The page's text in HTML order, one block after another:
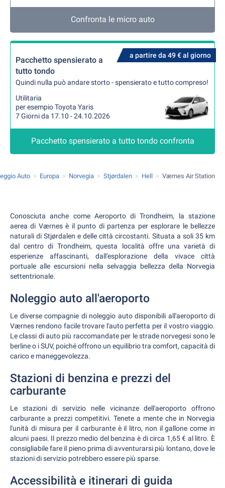
Confronta le micro auto
a partire da 49 € al giorno
Pacchetto spensierato a
tutto tondo
Quindi nulla può andare storto - spensierato e tutto compreso!
Utilitaria
per esempio Toyota Yaris
7 Giorni da 17.10 - 24.10.2026
Pacchetto spensierato a tutto tondo confronta
Auto Europa Norvegia Stjørdalen Hell Værnes Air Station
Conosciuta anche come Aeroporto di Trondheim, la stazione
aerea di Værnes è il punto di partenza per esplorare le bellezze
naturali di Stjørdalen e delle città circostanti. Situata a soli 35 km
dal centro di Trondheim, questa località offre una varietà di
esperienze affascinanti, dall'esplorazione della vivace città
portuale alle escursioni nella selvaggia bellezza della Norvegia
settentrionale.
Noleggio auto all'aeroporto
Le diverse compagnie di noleggio auto disponibili all'aeroporto di
Værnes rendono facile trovare l'auto perfetta per il vostro viaggio.
Le classi di auto più raccomandate per le strade norvegesi sono le
berline o i SUV, poiché offrono un equilibrio tra comfort, capacità di
carico e maneggevolezza.
Stazioni di benzina e prezzi del
carburante
Le stazioni di servizio nelle vicinanze dell'aeroporto offrono
carburante a prezzi competitivi. Tenete a mente che in Norvegia
l'unità di misura per il carburante è il litro, non il gallone come in
alcuni paesi. Il prezzo medio del benzina è di circa 1,65 € al litro. È
consigliabile fare il pieno prima di avventurarsi più lontano, dove le
stazioni di servizio potrebbero essere più sparse.
Accessibilità e itinerari di guida